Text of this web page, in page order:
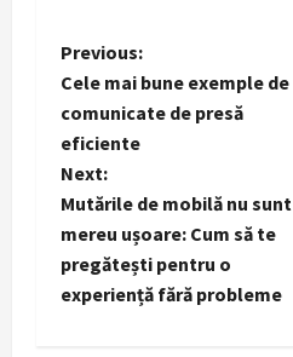
P
o
s
t
n
a
Previous:
Cele mai bune exemple de
comunicate de presă
eficiente
Next:
Mutările de mobilă nu sunt
mereu ușoare: Cum să te
pregătești pentru o
experiență fără probleme